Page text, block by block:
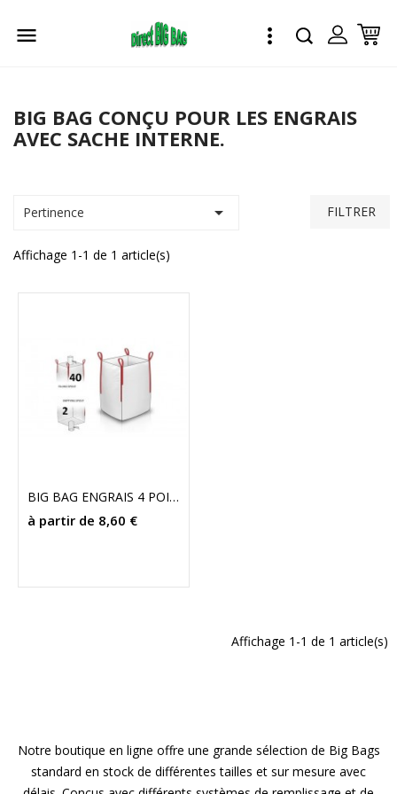
 
BIG BAG CONÇU POUR LES ENGRAIS
AVEC SACHE INTERNE.
Pertinence  FILTRER
Affichage 1-1 de 1 article(s)
BIG BAG ENGRAIS 4 POINTS 95X95X145
à partir de 8,60 €
Affichage 1-1 de 1 article(s)
Notre boutique en ligne offre une grande sélection de Big Bags
standard en stock de différentes tailles et sur mesure avec